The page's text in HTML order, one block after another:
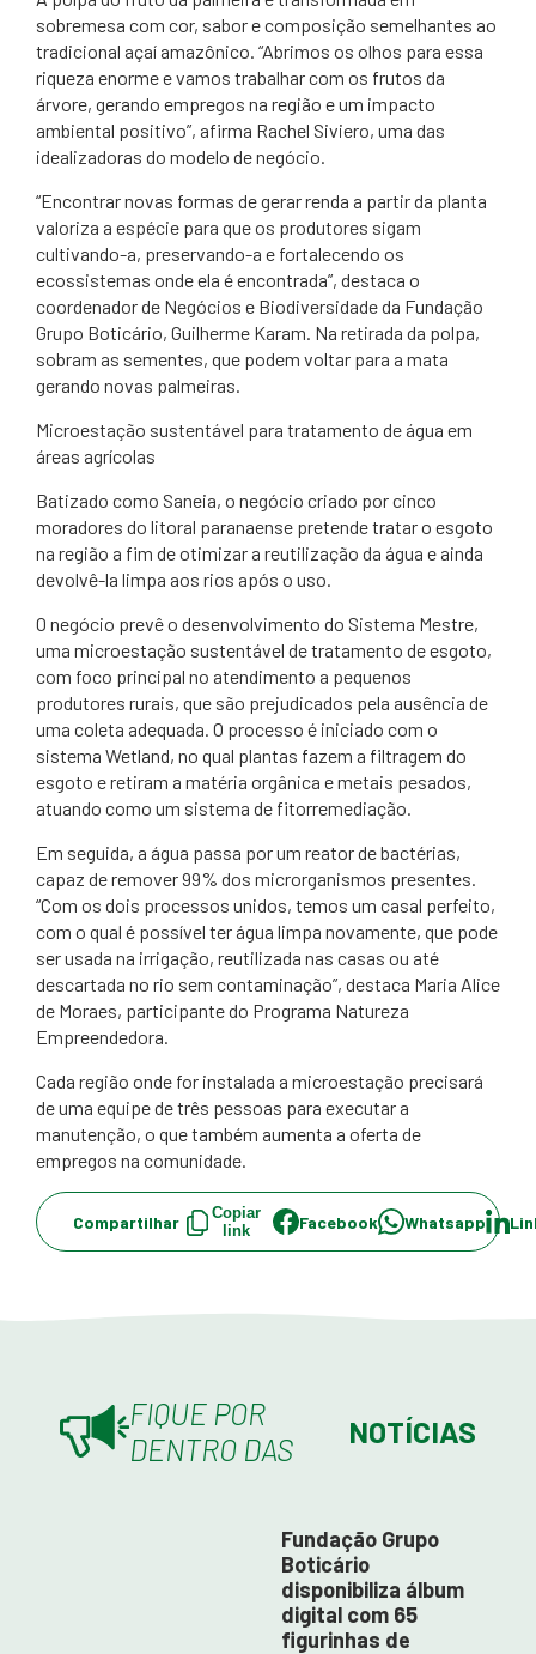
sobremesa com cor, sabor e composição semelhantes ao
tradicional açaí amazônico. “Abrimos os olhos para essa
riqueza enorme e vamos trabalhar com os frutos da
árvore, gerando empregos na região e um impacto
ambiental positivo”, afirma Rachel Siviero, uma das
idealizadoras do modelo de negócio.
“Encontrar novas formas de gerar renda a partir da planta
valoriza a espécie para que os produtores sigam
cultivando-a, preservando-a e fortalecendo os
ecossistemas onde ela é encontrada”, destaca o
coordenador de Negócios e Biodiversidade da Fundação
Grupo Boticário, Guilherme Karam. Na retirada da polpa,
sobram as sementes, que podem voltar para a mata
gerando novas palmeiras.
Microestação sustentável para tratamento de água em
áreas agrícolas
Batizado como Saneia, o negócio criado por cinco
moradores do litoral paranaense pretende tratar o esgoto
na região a fim de otimizar a reutilização da água e ainda
devolvê-la limpa aos rios após o uso.
O negócio prevê o desenvolvimento do Sistema Mestre,
uma microestação sustentável de tratamento de esgoto,
com foco principal no atendimento a pequenos
produtores rurais, que são prejudicados pela ausência de
uma coleta adequada. O processo é iniciado com o
sistema Wetland, no qual plantas fazem a filtragem do
esgoto e retiram a matéria orgânica e metais pesados,
atuando como um sistema de fitorremediação.
Em seguida, a água passa por um reator de bactérias,
capaz de remover 99% dos microrganismos presentes.
“Com os dois processos unidos, temos um casal perfeito,
com o qual é possível ter água limpa novamente, que pode
ser usada na irrigação, reutilizada nas casas ou até
descartada no rio sem contaminação”, destaca Maria Alice
de Moraes, participante do Programa Natureza
Empreendedora.
Cada região onde for instalada a microestação precisará
de uma equipe de três pessoas para executar a
manutenção, o que também aumenta a oferta de
empregos na comunidade. ​
Compartilhar
Copiar
link
Facebook Whatsapp
FIQUE POR
DENTRO DAS
NOTÍCIAS
Fundação Grupo
Boticário
disponibiliza álbum
digital com 65
figurinhas de